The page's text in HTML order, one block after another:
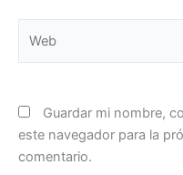
Guardar mi nombre,
este navegador para la
comentario.